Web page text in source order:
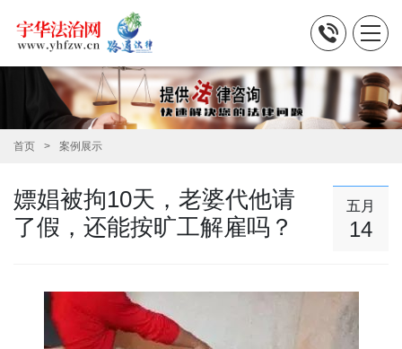
首页 案例展示
嫖娼被拘10天，老婆代他请
了假，还能按旷工解雇吗？
五月
14